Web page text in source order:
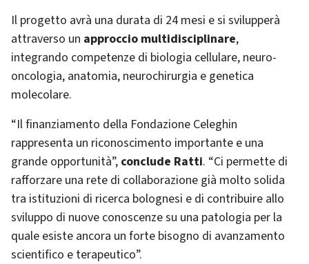
Il progetto avrà una durata di 24 mesi e si svilupperà
attraverso un approccio multidisciplinare,
integrando competenze di biologia cellulare, neuro-
oncologia, anatomia, neurochirurgia e genetica
molecolare.
“Il finanziamento della Fondazione Celeghin
rappresenta un riconoscimento importante e una
grande opportunità”, conclude Ratti. “Ci permette di
rafforzare una rete di collaborazione già molto solida
tra istituzioni di ricerca bolognesi e di contribuire allo
sviluppo di nuove conoscenze su una patologia per la
quale esiste ancora un forte bisogno di avanzamento
scientifico e terapeutico”.